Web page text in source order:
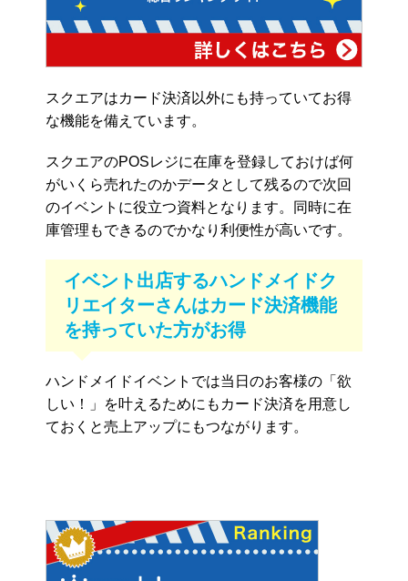
スクエアはカード決済以外にも持っていてお得
な機能を備えています。
スクエアのPOSレジに在庫を登録しておけば何
がいくら売れたのかデータとして残るので次回
のイベントに役立つ資料となります。同時に在
庫管理もできるのでかなり利便性が高いです。
イベント出店するハンドメイドク
リエイターさんはカード決済機能
を持っていた方がお得
ハンドメイドイベントでは当日のお客様の「欲
しい！」を叶えるためにもカード決済を用意し
ておくと売上アップにもつながります。